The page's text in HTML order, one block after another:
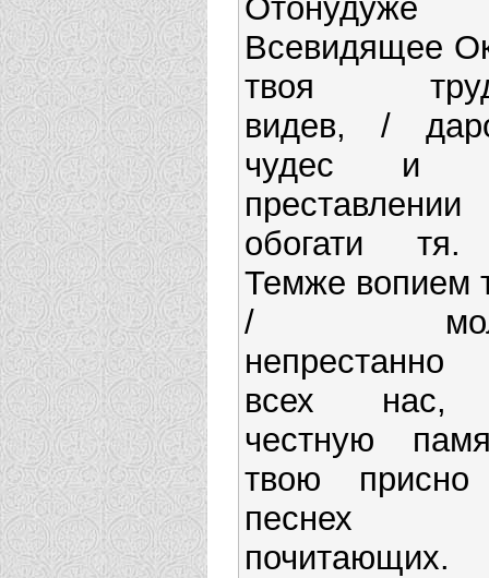
Всевидящее
твоя
видев, /
чудес и
преставлении
обогати
Темже вопием
/
всех
честную
твою
песнех
почитающих.